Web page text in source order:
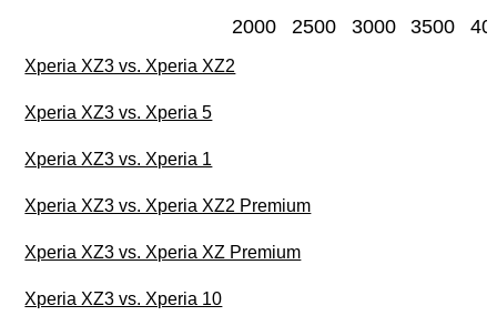
2000 2500 3000 3500
Xperia XZ3 vs. Xperia XZ2
Xperia XZ3 vs. Xperia 5
Xperia XZ3 vs. Xperia 1
Xperia XZ3 vs. Xperia XZ2 Premium
Xperia XZ3 vs. Xperia XZ Premium
Xperia XZ3 vs. Xperia 10